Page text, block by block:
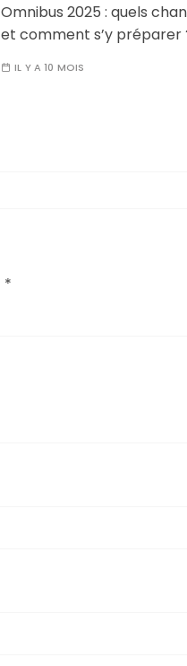
Omnibus 2025 : quels
et comment s’y préparer
IL Y A 10 MOIS
*